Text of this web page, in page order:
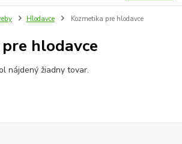
Hlodavce Kozmetika pre hlodavce
hlodavce
nájdený žiadny tovar.